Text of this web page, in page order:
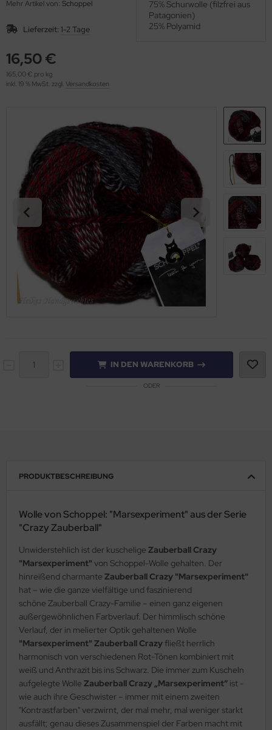
Mehr Artikel von: Schoppel
Lieferzeit: 1-2 Tage
16,50 €
165,00 € pro kg
inkl. 19 % MwSt. zzgl. Versandkosten
75% Schurwolle (filzfrei aus
Patagonien)
25% Polyamid
IN DEN WARENKORB
ODER
PRODUKTBESCHREIBUNG
Wolle von Schoppel: "Marsexperiment" aus der Serie
"Crazy Zauberball"
Unwiderstehlich ist der kuschelige Zauberball Crazy
"Marsexperiment" von Schoppel-Wolle gehalten. Der
hinreißend charmante Zauberball Crazy "Marsexperiment"
hat – wie die ganze vielfältige und faszinierend
schöne Zauberball Crazy-Familie – einen ganz eigenen
außergewöhnlichen Farbverlauf. Der himmlisch schöne
Verlauf, der in melierter Optik gehaltenen Wolle
"Marsexperiment" Zauberball Crazyfließt herrlich
harmonisch von verschiedenen Rot-Tönen kombiniert mit
weiß und Anthrazit bis ins Schwarz. Die immer zum Kuscheln
aufgelegte Wolle Zauberball Crazy „Marsexperiment“ ist -
wie auch ihre Geschwister – immer mit einem zweiten
"Kontrastfarben" verzwirnt, der mal mehr, mal weniger starkt
ausfällt; genau dieses Zusammenspiel der Farben macht mit